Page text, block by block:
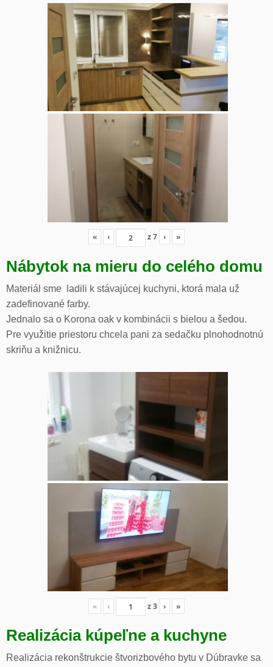
« ‹ z7 › »
Nábytok na mieru do celého domu
Materiál sme ladili k stávajúcej kuchyni, ktorá mala už
zadefinované farby.
Jednalo sa o Korona oak v kombinácii s bielou a šedou.
Pre využitie priestoru chcela pani za sedačku plnohodnotnú
skriňu a knižnicu.
« ‹ z3 › »
Realizácia kúpeľne a kuchyne
Realizácia rekonštrukcie štvorizbového bytu v Dúbravke sa